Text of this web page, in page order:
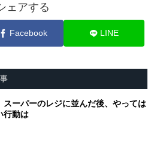
ェアする
Facebook LINE
スーパーのレジに並んだ後、やっては
行動は